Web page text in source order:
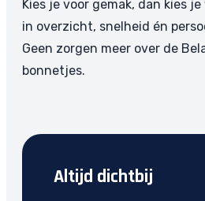
Kies je voor gemak, dan kies
in overzicht, snelheid én
Geen zorgen meer over de
bonnetjes.
Altijd dichtbij